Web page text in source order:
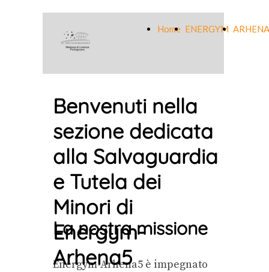
Home ENERGYM
Benvenuti nella
sezione dedicata
alla Salvaguardia
e Tutela dei
Minori di
Energym-
Arhena5
La nostra missione
Energym-Arhena5 è impegnato